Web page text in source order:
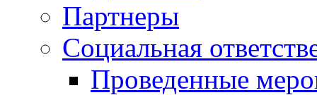
Партнеры
Социальная
Проведенные